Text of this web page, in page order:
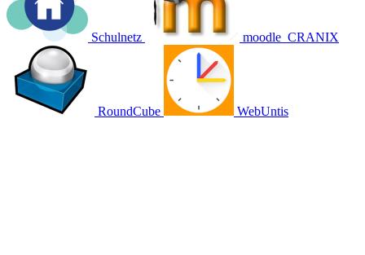
Schulnetz moodle CRANIX
RoundCube WebUntis